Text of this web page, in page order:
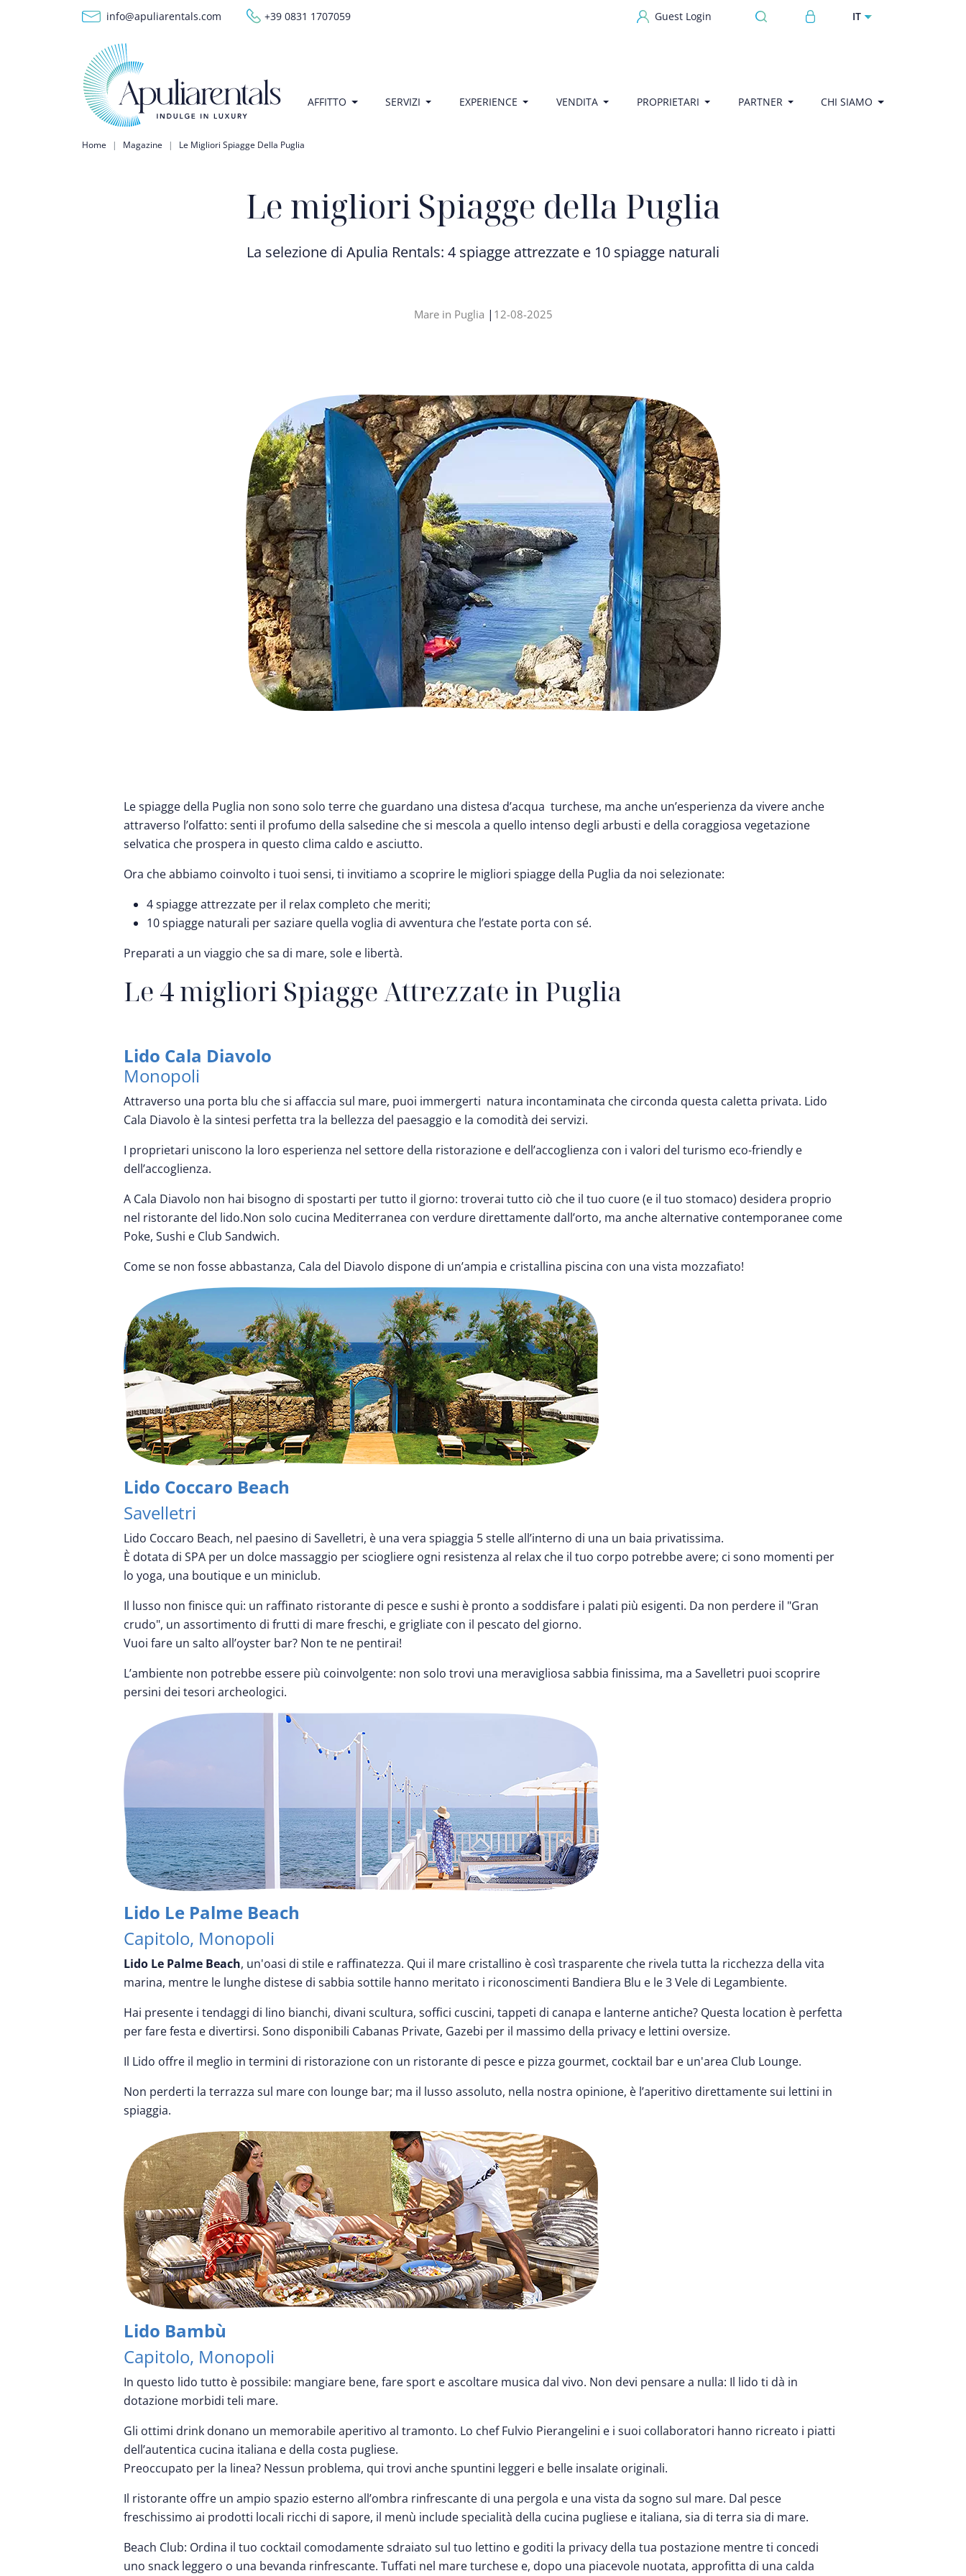
Salta al contenuto principaleinfo@apuliarentals.com +39 0831 1707059 Guest Login User account menu
IT
AFFITTO SERVIZI EXPERIENCE VENDITA PROPRIETARI PARTNER CHI SIAMO
Briciole di pane
Home Magazine Le Migliori Spiagge Della Puglia
Le migliori Spiagge della Puglia
La selezione di Apulia Rentals: 4 spiagge attrezzate e 10 spiagge naturali
Mare in Puglia | 12-08-2025
Le spiagge della Puglia non sono solo terre che guardano una distesa d’acqua turchese, ma anche un’esperienza da vivere anche
attraverso l’olfatto: senti il profumo della salsedine che si mescola a quello intenso degli arbusti e della coraggiosa vegetazione
selvatica che prospera in questo clima caldo e asciutto.
Ora che abbiamo coinvolto i tuoi sensi, ti invitiamo a scoprire le migliori spiagge della Puglia da noi selezionate:
4 spiagge attrezzate per il relax completo che meriti;
10 spiagge naturali per saziare quella voglia di avventura che l’estate porta con sé.
Preparati a un viaggio che sa di mare, sole e libertà.
Le 4 migliori Spiagge Attrezzate in Puglia
Lido Cala Diavolo
Monopoli
Attraverso una porta blu che si affaccia sul mare, puoi immergerti natura incontaminata che circonda questa caletta privata. Lido
Cala Diavolo è la sintesi perfetta tra la bellezza del paesaggio e la comodità dei servizi.
I proprietari uniscono la loro esperienza nel settore della ristorazione e dell’accoglienza con i valori del turismo eco-friendly e
dell’accoglienza.
A Cala Diavolo non hai bisogno di spostarti per tutto il giorno: troverai tutto ciò che il tuo cuore (e il tuo stomaco) desidera proprio
nel ristorante del lido.Non solo cucina Mediterranea con verdure direttamente dall’orto, ma anche alternative contemporanee come
Poke, Sushi e Club Sandwich.
Come se non fosse abbastanza, Cala del Diavolo dispone di un’ampia e cristallina piscina con una vista mozzafiato!
Lido Coccaro Beach
Savelletri
Lido Coccaro Beach, nel paesino di Savelletri, è una vera spiaggia 5 stelle all’interno di una un baia privatissima.
È dotata di SPA per un dolce massaggio per sciogliere ogni resistenza al relax che il tuo corpo potrebbe avere; ci sono momenti per
lo yoga, una boutique e un miniclub.
Il lusso non finisce qui: un raffinato ristorante di pesce e sushi è pronto a soddisfare i palati più esigenti. Da non perdere il "Gran
crudo", un assortimento di frutti di mare freschi, e grigliate con il pescato del giorno.
Vuoi fare un salto all’oyster bar? Non te ne pentirai!
L’ambiente non potrebbe essere più coinvolgente: non solo trovi una meravigliosa sabbia finissima, ma a Savelletri puoi scoprire
persini dei tesori archeologici.
Lido Le Palme Beach
Capitolo, Monopoli
Lido Le Palme Beach, un'oasi di stile e raffinatezza. Qui il mare cristallino è così trasparente che rivela tutta la ricchezza della vita
marina, mentre le lunghe distese di sabbia sottile hanno meritato i riconoscimenti Bandiera Blu e le 3 Vele di Legambiente.
Hai presente i tendaggi di lino bianchi, divani scultura, soffici cuscini, tappeti di canapa e lanterne antiche? Questa location è perfetta
per fare festa e divertirsi. Sono disponibili Cabanas Private, Gazebi per il massimo della privacy e lettini oversize.
Il Lido offre il meglio in termini di ristorazione con un ristorante di pesce e pizza gourmet, cocktail bar e un'area Club Lounge.
Non perderti la terrazza sul mare con lounge bar; ma il lusso assoluto, nella nostra opinione, è l’aperitivo direttamente sui lettini in
spiaggia.
Lido Bambù
Capitolo, Monopoli
In questo lido tutto è possibile: mangiare bene, fare sport e ascoltare musica dal vivo. Non devi pensare a nulla: Il lido ti dà in
dotazione morbidi teli mare.
Gli ottimi drink donano un memorabile aperitivo al tramonto. Lo chef Fulvio Pierangelini e i suoi collaboratori hanno ricreato i piatti
dell’autentica cucina italiana e della costa pugliese.
Preoccupato per la linea? Nessun problema, qui trovi anche spuntini leggeri e belle insalate originali.
Il ristorante offre un ampio spazio esterno all’ombra rinfrescante di una pergola e una vista da sogno sul mare. Dal pesce
freschissimo ai prodotti locali ricchi di sapore, il menù include specialità della cucina pugliese e italiana, sia di terra sia di mare.
Beach Club: Ordina il tuo cocktail comodamente sdraiato sul tuo lettino e goditi la privacy della tua postazione mentre ti concedi
uno snack leggero o una bevanda rinfrescante. Tuffati nel mare turchese e, dopo una piacevole nuotata, approfitta di una calda